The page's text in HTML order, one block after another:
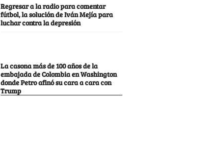
Regresar a la radio para comentar
fútbol, la solución de Iván Mejía para
luchar contra la depresión
La casona más de 100 años de la
embajada de Colombia en Washington
donde Petro afinó su cara a cara con
Trump